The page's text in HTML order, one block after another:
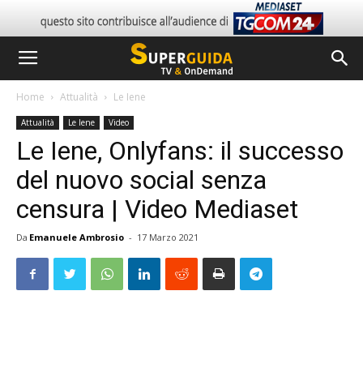
Home Attualità Le Iene
Attualità Le Iene Video
Le Iene, Onlyfans: il successo
del nuovo social senza
censura | Video Mediaset
Da Emanuele Ambrosio - 17 Marzo 2021